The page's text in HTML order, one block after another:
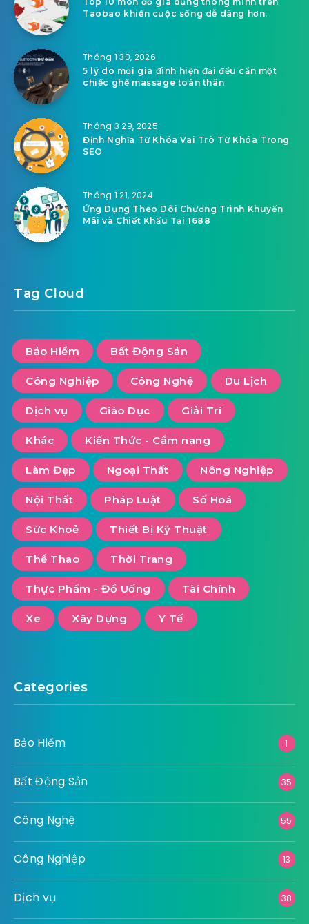
Taobao khiến cuộc sống dễ dàng hơn.
Tháng 1 30, 2026
5 lý do mọi gia đình hiện đại đều cần một
chiếc ghế massage toàn thân
Tháng 3 29, 2025
Định Nghĩa Từ Khóa Vai Trò Từ Khóa Trong
SEO
Tháng 1 21, 2024
Ứng Dụng Theo Dõi Chương Trình Khuyến
Mãi và Chiết Khấu Tại 1688
Tag Cloud
Bảo Hiểm Bất Động Sản
Công Nghiệp Công Nghệ Du Lịch
Dịch vụ Giáo Dục Giải Trí
Khác Kiến Thức - Cẩm nang
Làm Đẹp Ngoại Thất Nông Nghiệp
Nội Thất Pháp Luật Số Hoá
Sức Khoẻ Thiết Bị Kỹ Thuật
Thể Thao Thời Trang
Thực Phẩm - Đồ Uống Tài Chính
Xe Xây Dựng Y Tế
Categories
Bảo Hiểm 1
Bất Động Sản 35
Công Nghệ 55
Công Nghiệp 13
Dịch vụ 38